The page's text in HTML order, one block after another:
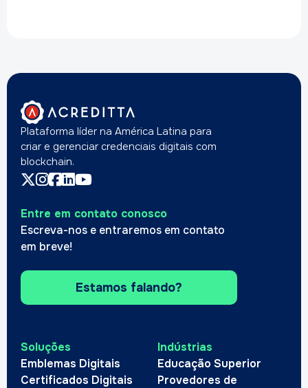
Plataforma líder na América Latina para
criar e gerenciar credenciais digitais com
blockchain.
Entre em contato conosco
Escreva-nos e entraremos em contato
em breve!
Estamos falando?
Soluções
Emblemas Digitais
Certificados Digitais
Indústrias
Educação Superior
Provedores de